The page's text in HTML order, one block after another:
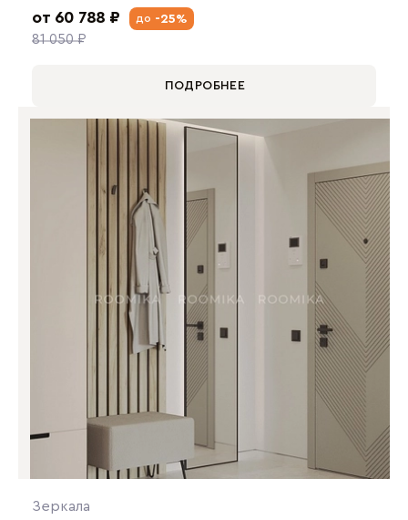
от 60 788 ₽
81 050 ₽
до -25%
ПОДРОБНЕЕ
Зеркала